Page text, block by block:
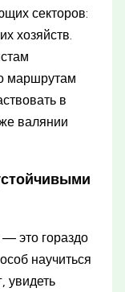
секторов:
хозяйств.
маршрутам
в
валянии
это гораздо
научиться
увидеть